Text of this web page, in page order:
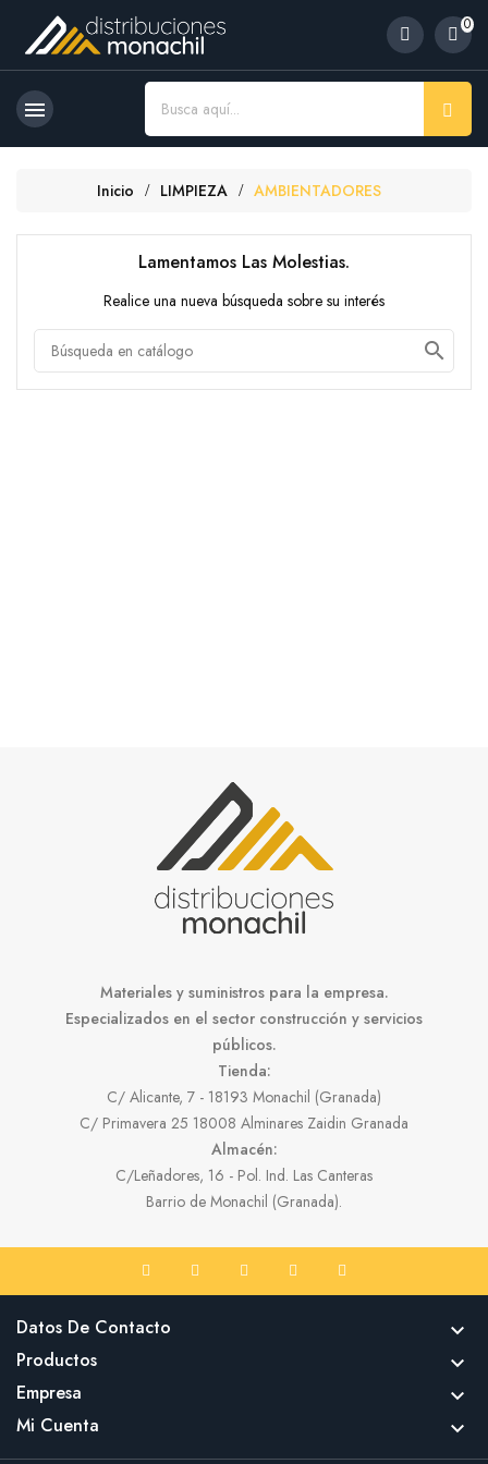
0

Inicio LIMPIEZA AMBIENTADORES
Lamentamos Las Molestias.
Realice una nueva búsqueda sobre su interés

Materiales y suministros para la empresa.
Especializados en el sector construcción y servicios
públicos.
Tienda:
C/ Alicante, 7 - 18193 Monachil (Granada)
C/ Primavera 25 18008 Alminares Zaidin Granada
Almacén:
C/Leñadores, 16 - Pol. Ind. Las Canteras
Barrio de Monachil (Granada).
Datos De Contacto 
Productos 
Empresa 
Mi Cuenta 